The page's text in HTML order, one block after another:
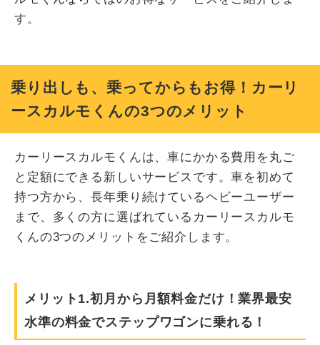
す。
乗り出しも、乗ってからもお得！カーリ
ースカルモくんの3つのメリット
カーリースカルモくんは、車にかかる費用を丸ご
と定額にできる新しいサービスです。車を初めて
持つ方から、長年乗り続けているヘビーユーザー
まで、多くの方に選ばれているカーリースカルモ
くんの3つのメリットをご紹介します。
メリット1.初月から月額料金だけ！業界最安
水準の料金でステップワゴンに乗れる！